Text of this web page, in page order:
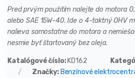
Pred prvým použitím nalejte do motora
alebo SAE 15W-40. Ide o 4-taktný OHV
nalieva samostatne do motora a
nesmie byť štartovaný bez oleja.
Katalógové číslo: KD162
Značky: Benzínové